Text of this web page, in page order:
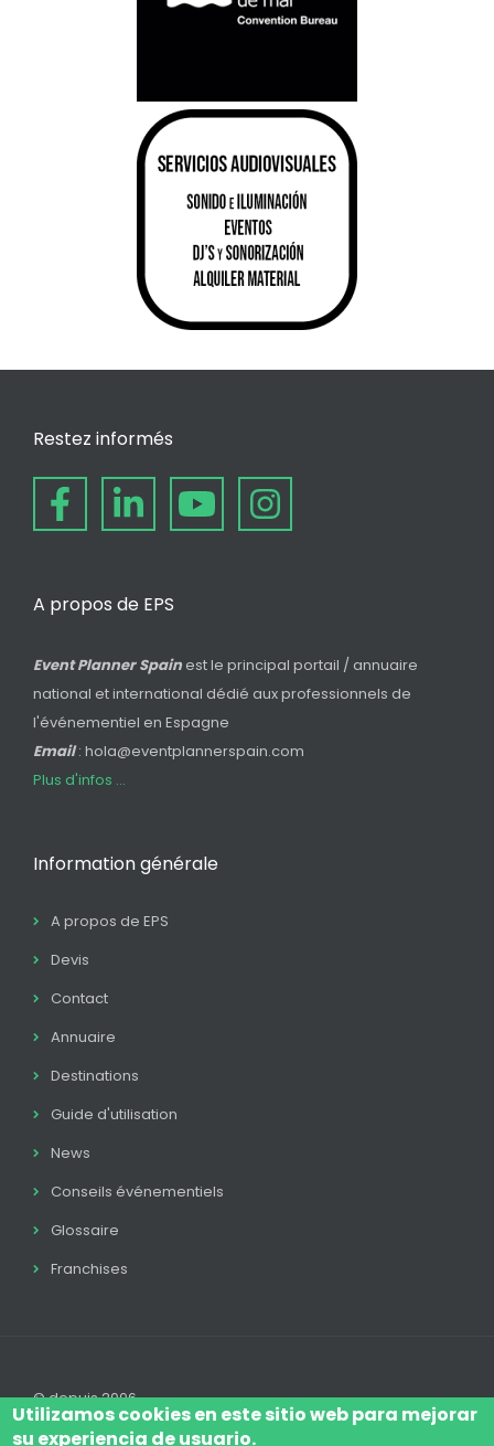
Restez informés
A propos de EPS
Event Planner Spain est le principal portail / annuaire
national et international dédié aux professionnels de
l'événementiel en Espagne
Email: hola@eventplannerspain.com
Plus d'infos ...
Information générale
A propos de EPS
Devis
Contact
Annuaire
Destinations
Guide d'utilisation
News
Conseils événementiels
Glossaire
Franchises
© depuis 2006
Utilizamos cookies en este sitio web para mejorar
su experiencia de usuario.